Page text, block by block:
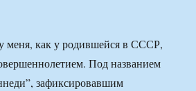
меня, как у родившейся в СССР,
Под названием
зафиксировавшим